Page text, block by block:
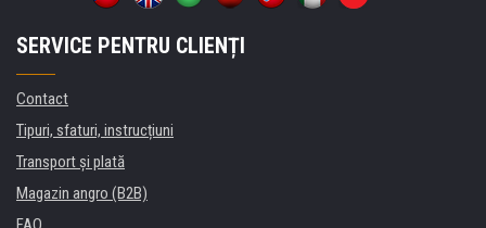
SERVICE PENTRU CLIENȚI
Contact
Tipuri, sfaturi, instrucțiuni
Transport şi plată
Magazin angro (B2B)